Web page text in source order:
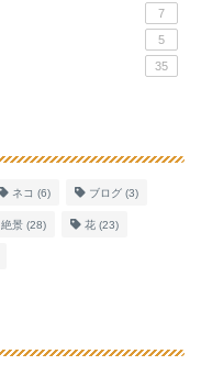
7
5
35
ネコ (6) ブログ (3)
絶景 (28) 花 (23)